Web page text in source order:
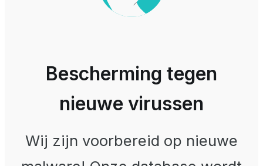
Bescherming tegen
nieuwe virussen
Wij zijn voorbereid op nieuwe